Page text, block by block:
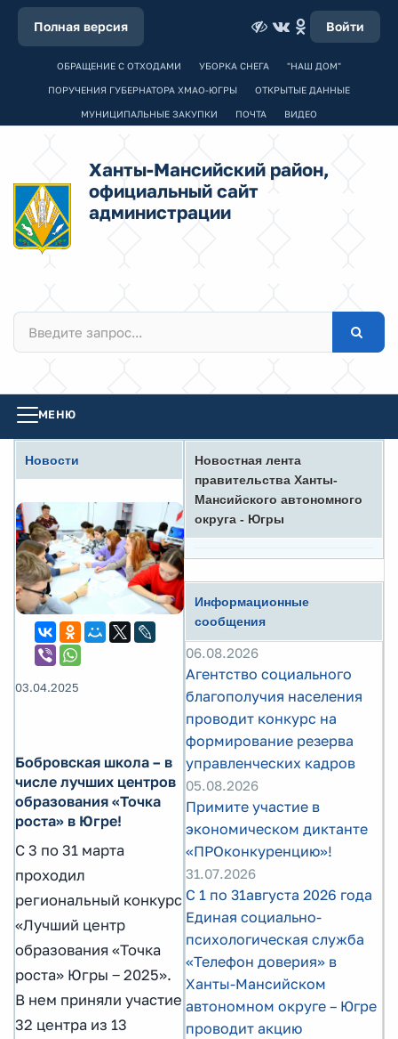
Полная версия Войти
ОБРАЩЕНИЕ С ОТХОДАМИ УБОРКА СНЕГА "НАШ ДОМ"
ПОРУЧЕНИЯ ГУБЕРНАТОРА ХМАО-ЮГРЫ ОТКРЫТЫЕ ДАННЫЕ
МУНИЦИПАЛЬНЫЕ ЗАКУПКИ ПОЧТА ВИДЕО
Ханты-Мансийский район,
официальный сайт
администрации
МЕНЮ
Новости
03.04.2025
Бобровская школа – в
числе лучших центров
образования «Точка
роста» в Югре!
С 3 по 31 марта
проходил
региональный конкурс
«Лучший центр
образования «Точка
роста» Югры ‒ 2025».
В нем приняли участие
32 центра из 13
Новостная лента
правительства Ханты-
Мансийского автономного
округа - Югры
Информационные
сообщения
06.08.2026
Агентство социального
благополучия населения
проводит конкурс на
формирование резерва
управленческих кадров
05.08.2026
Примите участие в
экономическом диктанте
«ПРОконкуренцию»!
31.07.2026
С 1 по 31августа 2026 года
Единая социально-
психологическая служба
«Телефон доверия» в
Ханты-Мансийском
автономном округе – Югре
проводит акцию